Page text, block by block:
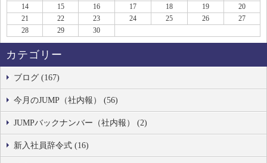
14
15 16 17 18 19
20
21
22 23 24 25 26
27
28
29 30
カテゴリー
ブログ (167)
今月のJUMP（社内報） (56)
JUMPバックナンバー（社内報） (2)
新入社員辞令式 (16)